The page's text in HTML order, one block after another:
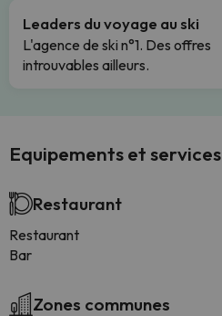
Leaders du voyage au ski
L'agence de ski n°1. Des offres
introuvables ailleurs.
Equipements et services
Restaurant
Restaurant
Bar
Zones communes